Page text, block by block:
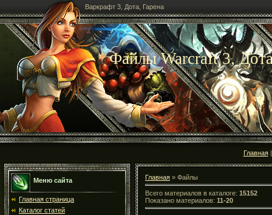
Варкрафт 3, Дота, Гарена
Файлы Warcraft 3,
Главная
Меню сайта
Главная страница
Каталог статей
Главная » Файлы
Всего материалов в каталоге: 15152
Показано материалов: 11-20